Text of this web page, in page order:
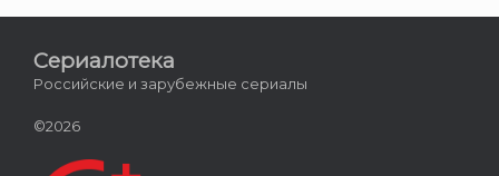
Сериалотека
Российские и зарубежные сериалы
©2026